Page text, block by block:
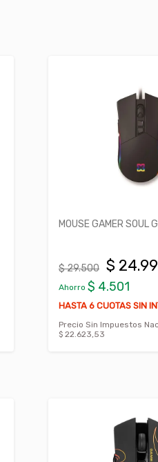
MOUSE GAMER SOUL
$ 29.500 $
Ahorro $ 4.501
HASTA 6 CUOTAS SIN
Precio Sin Impuestos
$ 22.623,53